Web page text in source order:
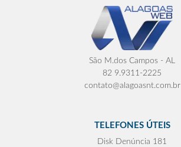
São M.dos Campos - AL
82 9.9311-2225
contato@alagoasnt.com.br
TELEFONES ÚTEIS
Disk Denúncia 181